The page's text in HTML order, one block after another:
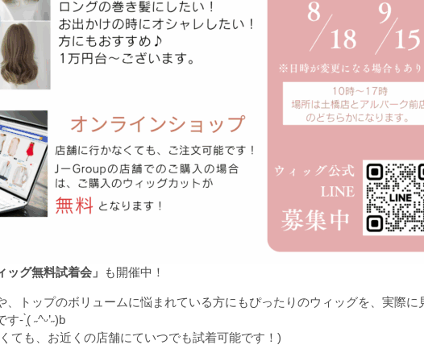
ッグ無料試着会」 も開催中！
、トップのボリュームに悩まれている方にもぴったりのウィッグを、実際に
- ̗̀( ˶^ᵕ’˶)b
ても、お近くの店舗にていつでも試着可能です！)